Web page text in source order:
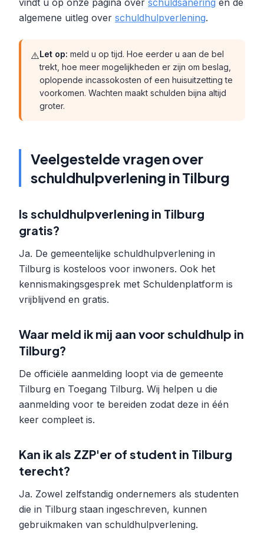
vindt u op onze pagina over schuldsanering en de
algemene uitleg over schuldhulpverlening.
⚠️Let op: meld u op tijd. Hoe eerder u aan de bel
trekt, hoe meer mogelijkheden er zijn om beslag,
oplopende incassokosten of een huisuitzetting te
voorkomen. Wachten maakt schulden bijna altijd
groter.
Veelgestelde vragen over
schuldhulpverlening in Tilburg
Is schuldhulpverlening in Tilburg
gratis?
Ja. De gemeentelijke schuldhulpverlening in
Tilburg is kosteloos voor inwoners. Ook het
kennismakingsgesprek met Schuldenplatform is
vrijblijvend en gratis.
Waar meld ik mij aan voor schuldhulp in
Tilburg?
De officiële aanmelding loopt via de gemeente
Tilburg en Toegang Tilburg. Wij helpen u die
aanmelding voor te bereiden zodat deze in één
keer compleet is.
Kan ik als ZZP'er of student in Tilburg
terecht?
Ja. Zowel zelfstandig ondernemers als studenten
die in Tilburg staan ingeschreven, kunnen
gebruikmaken van schuldhulpverlening.